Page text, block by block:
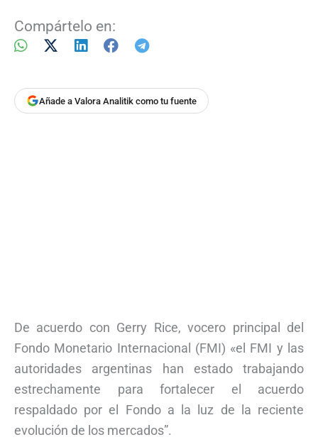
Compártelo en:
Añade a Valora Analitik como tu fuente
De acuerdo con Gerry Rice, vocero principal del
Fondo Monetario Internacional (FMI) «el FMI y las
autoridades argentinas han estado trabajando
estrechamente para fortalecer el acuerdo
respaldado por el Fondo a la luz de la reciente
evolución de los mercados”.